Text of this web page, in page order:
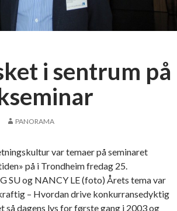
i sentrum på
PANORAMA
var temaer på seminaret
på i Trondheim fredag 25.
SU og NANCY LE (foto) Årets tema var
– Hvordan drive konkurransedyktig
så dagens lys for første gang i 2003 og